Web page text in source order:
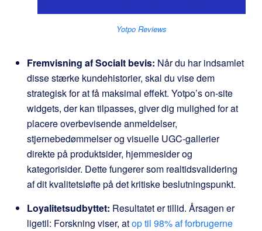
Yotpo Reviews
Fremvisning af Socialt bevis: Når du har indsamlet
disse stærke kundehistorier, skal du vise dem
strategisk for at få maksimal effekt. Yotpo’s on-site
widgets, der kan tilpasses, giver dig mulighed for at
placere overbevisende anmeldelser,
stjernebedømmelser og visuelle UGC-gallerier
direkte på produktsider, hjemmesider og
kategorisider. Dette fungerer som realtidsvalidering
af dit kvalitetsløfte på det kritiske beslutningspunkt.
Loyalitetsudbyttet: Resultatet er tillid. Årsagen er
ligetil: Forskning viser, atop til 98% af forbrugerne